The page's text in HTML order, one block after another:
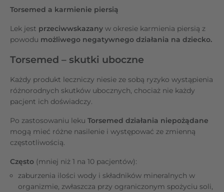
Torsemed a karmienie piersią
Lek jest przeciwwskazany w okresie karmienia piersią z
powodu możliwego negatywnego działania na dziecko.
Torsemed – skutki uboczne
Każdy produkt leczniczy niesie ze sobą ryzyko wystąpienia
różnorodnych skutków ubocznych, chociaż nie każdy
pacjent ich doświadczy.
Po zastosowaniu leku Torsemed działania niepożądane
mogą mieć różne nasilenie i występować ze zmienną
częstotliwością.
Często (mniej niż 1 na 10 pacjentów):
zaburzenia ilości wody i składników mineralnych w
organizmie, zwłaszcza przy ograniczonym spożyciu soli,